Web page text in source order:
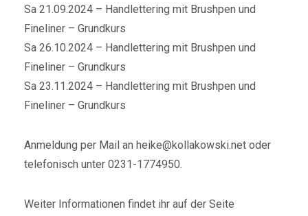
Sa 21.09.2024 – Handlettering mit Brushpen und
Fineliner – Grundkurs
Sa 26.10.2024 – Handlettering mit Brushpen und
Fineliner – Grundkurs
Sa 23.11.2024 – Handlettering mit Brushpen und
Fineliner – Grundkurs
Anmeldung per Mail an heike@kollakowski.net oder
telefonisch unter 0231-1774950.
Weiter Informationen findet ihr auf der Seite